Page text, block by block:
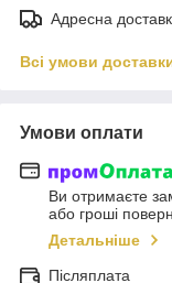
Адресна
Всі умови
Умови оплати
Ви отримаєте
або гроші
Детальніше
Післяплата